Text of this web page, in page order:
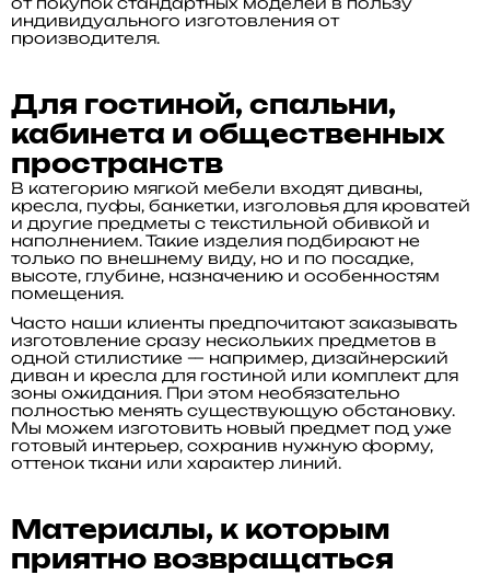
индивидуального изготовления от
производителя.
Для гостиной, спальни,
кабинета и общественных
пространств
В категорию мягкой мебели входят диваны,
кресла, пуфы, банкетки, изголовья для кроватей
и другие предметы с текстильной обивкой и
наполнением. Такие изделия подбирают не
только по внешнему виду, но и по посадке,
высоте, глубине, назначению и особенностям
помещения.
Часто наши клиенты предпочитают заказывать
изготовление сразу нескольких предметов в
одной стилистике — например, дизайнерский
диван и кресла для гостиной или комплект для
зоны ожидания. При этом необязательно
полностью менять существующую обстановку.
Мы можем изготовить новый предмет под уже
готовый интерьер, сохранив нужную форму,
оттенок ткани или характер линий.
Материалы, к которым
приятно возвращаться